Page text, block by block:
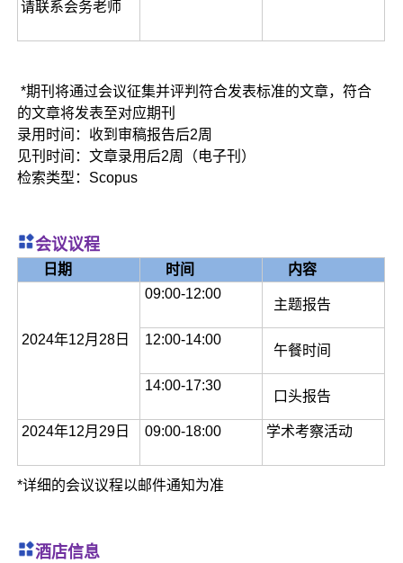
请联系会务老师
*期刊将通过会议征集并评判符合发表标准的文章，符合
的文章将发表至对应期刊
录用时间：收到审稿报告后2周
见刊时间：文章录用后2周（电子刊）
检索类型：Scopus
会议议程
日期 时间 内容
2024年12月28日
09:00-12:00
主题报告
12:00-14:00
午餐时间
14:00-17:30
口头报告
2024年12月29日 09:00-18:00 学术考察活动
*详细的会议议程以邮件通知为准
酒店信息